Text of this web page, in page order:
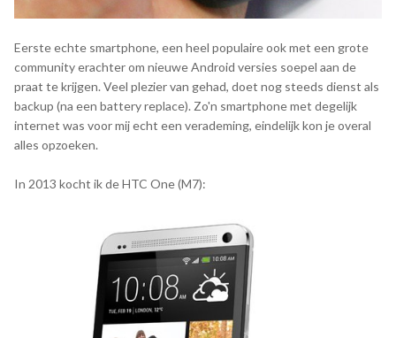
Eerste echte smartphone, een heel populaire ook met een grote
community erachter om nieuwe Android versies soepel aan de
praat te krijgen. Veel plezier van gehad, doet nog steeds dienst als
backup (na een battery replace). Zo'n smartphone met degelijk
internet was voor mij echt een verademing, eindelijk kon je overal
alles opzoeken.
In 2013 kocht ik de HTC One (M7):